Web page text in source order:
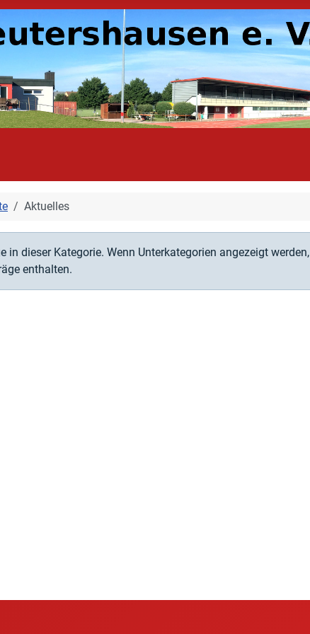
Aktuelles
in dieser Kategorie. Wenn Unterkategorien angezeigt werden,
enthalten.